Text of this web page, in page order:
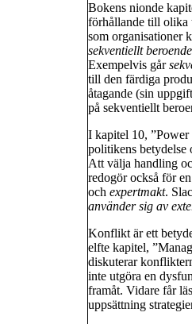
Bokens nionde
förhållande till olika
som organisationer
sekventiellt beroende
Exempelvis går
till den färdiga
åtagande (sin
på sekventiellt
I kapitel 10, ”Power
politikens betydelse
Att välja handling
redogör också för
och expertmakt.
använder sig av
Konflikt är ett
elfte kapitel,
diskuterar
inte utgöra en
framåt. Vidare får
uppsättning